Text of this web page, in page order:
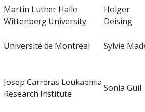
Martin Luther Halle
Wittenberg University
Holger
Deising
Université de Montreal Sylvie
Josep Carreras Leukaemia
Research Institute
Sonia Guil